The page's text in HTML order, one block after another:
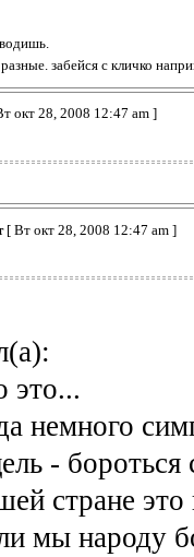
забейся с кличко
окт 28, 2008 12:47 am ]
[ Вт окт 28, 2008 12:47 am ]
это...
немного
-
стране
мы народу